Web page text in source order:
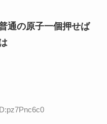
通の原子一個押せば